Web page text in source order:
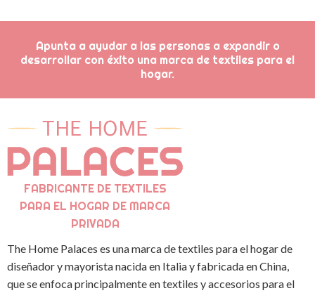
Apunta a ayudar a las personas a expandir o
desarrollar con éxito una marca de textiles para el
hogar.
FABRICANTE DE TEXTILES
PARA EL HOGAR DE MARCA
PRIVADA
The Home Palaces es una marca de textiles para el hogar de
diseñador y mayorista nacida en Italia y fabricada en China,
que se enfoca principalmente en textiles y accesorios para el